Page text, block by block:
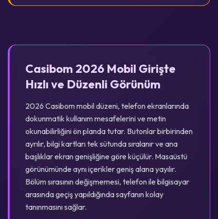
Casibom 2026 Mobil Girişte
Hızlı ve Düzenli Görünüm
2026 Casibom mobil düzeni, telefon ekranlarında
dokunmatik kullanım mesafelerini ve metin
okunabilirliğini ön planda tutar. Butonlar birbirinden
ayrılır, bilgi kartları tek sütunda sıralanır ve ana
başlıklar ekran genişliğine göre küçülür. Masaüstü
görünümünde aynı içerikler geniş alana yayılır.
Bölüm sırasının değişmemesi, telefon ile bilgisayar
arasında geçiş yapıldığında sayfanın kolay
tanınmasını sağlar.